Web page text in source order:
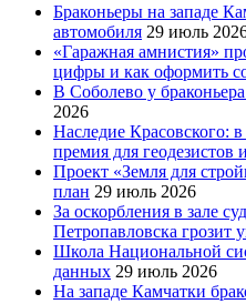
Браконьеры на западе
автомобиля 29 июль
«Гаражная амнистия»
цифры и как оформить
В Соболево у
2026
Наследие Красовского:
премия для геодезистов
Проект «Земля для
план 29 июль 2026
За оскорбления в зале
Петропавловска грозит
Школа Национальной
данных 29 июль 2026
На западе Камчатки